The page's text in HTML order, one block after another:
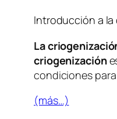
Introducción a
La
criogenización
condiciones
(más…)